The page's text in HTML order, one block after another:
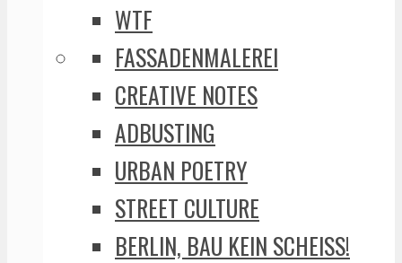
WTF
FASSADENMALEREI
CREATIVE NOTES
ADBUSTING
URBAN POETRY
STREET CULTURE
BERLIN, BAU KEIN SCHEISS!